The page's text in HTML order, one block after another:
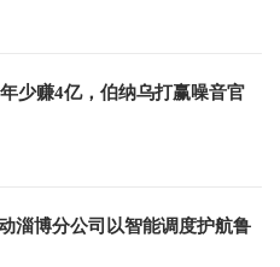
少赚4亿，伯纳乌打赢噪音官
淄博分公司以智能调度护航鲁